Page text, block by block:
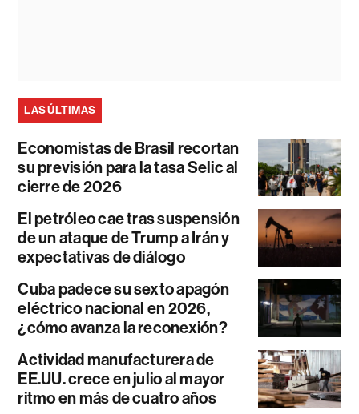
LAS ÚLTIMAS
Economistas de Brasil recortan
su previsión para la tasa Selic al
cierre de 2026
El petróleo cae tras suspensión
de un ataque de Trump a Irán y
expectativas de diálogo
Cuba padece su sexto apagón
eléctrico nacional en 2026,
¿cómo avanza la reconexión?
Actividad manufacturera de
EE.UU. crece en julio al mayor
ritmo en más de cuatro años